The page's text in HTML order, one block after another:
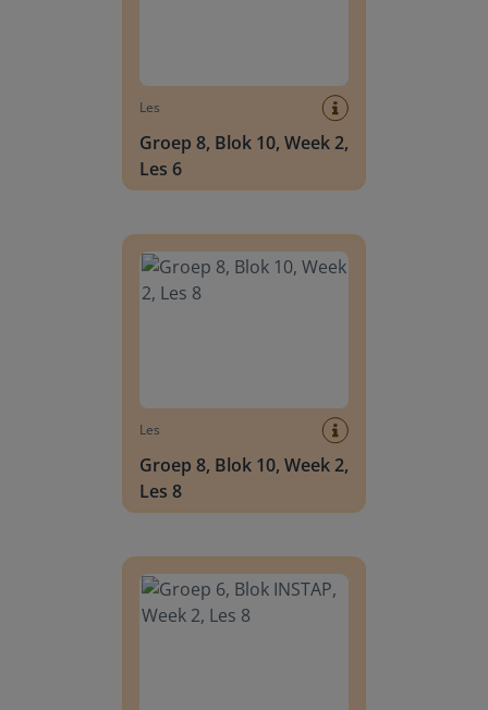
Les
Groep 8, Blok 10, Week 2,
Les 6
Les
Groep 8, Blok 10, Week 2,
Les 8